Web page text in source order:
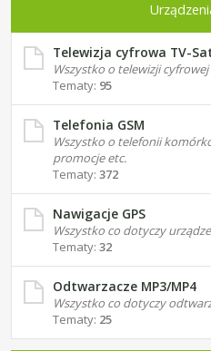
Telewizja cyfrowa TV-
Wszystko o telewizji
Tematy: 95
Telefonia GSM
Wszystko o telefonii
promocje etc.
Tematy: 372
Nawigacje GPS
Wszystko co dotyczy
Tematy: 32
Odtwarzacze MP3/MP4
Wszystko co dotyczy
Tematy: 25